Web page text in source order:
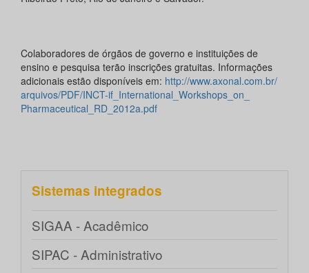
Colaboradores de órgãos de governo e instituições de
ensino e pesquisa terão inscrições gratuitas. Informações
adicionais estão disponíveis em: http://www.axonal.com.br/
arquivos/PDF/INCT-if_ International_Workshops_on_
Pharmaceutical_RD_2012a.pdf
Sistemas integrados
SIGAA - Acadêmico
SIPAC - Administrativo